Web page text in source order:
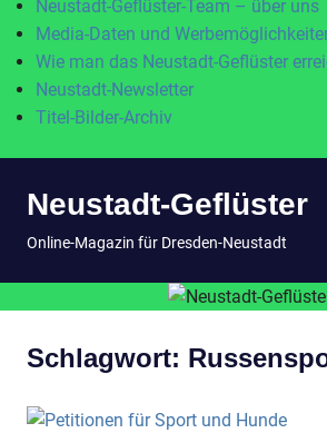
Neustadt-Geflüster-Team – über uns
Media-Daten und
Wie man das Neustadt-Geflüster
Neustadt-Newsletter
Titel-Bilder-Archiv
InhaltNeustadt-Geflüster
Online-Magazin für Dresden-Neustadt
Schlagwort: